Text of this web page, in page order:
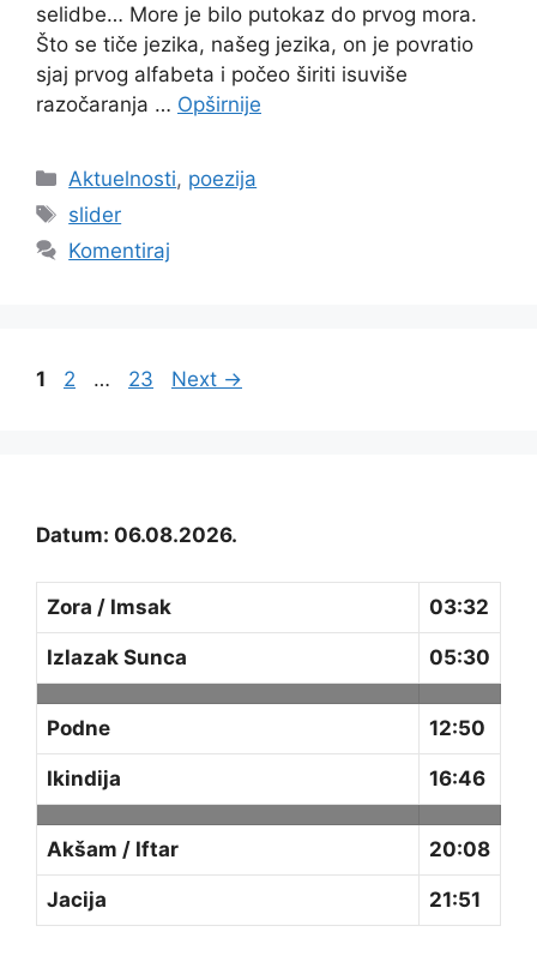
selidbe… More je bilo putokaz do prvog mora.
Što se tiče jezika, našeg jezika, on je povratio
sjaj prvog alfabeta i počeo širiti isuviše
razočaranja … Opširnije
Kategorije
Aktuelnosti, poezija
Oznake
slider
Komentiraj
Page
1 Page
2 … Page
23 Next →
Datum: 06.08.2026.
Zora / Imsak 03:32
Izlazak Sunca 05:30
Podne 12:50
Ikindija 16:46
Akšam / Iftar 20:08
Jacija 21:51